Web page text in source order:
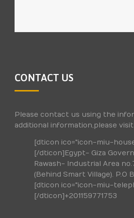
CONTACT US
Please contact us using the
additional information,please
[dticon ico="icon-miu-
[/dticon]Egypt- Giza
Rawash- Industrial Area
(Behind Smart Village). P.O
[dticon ico="icon-miu-
[/dticon]+201159771753